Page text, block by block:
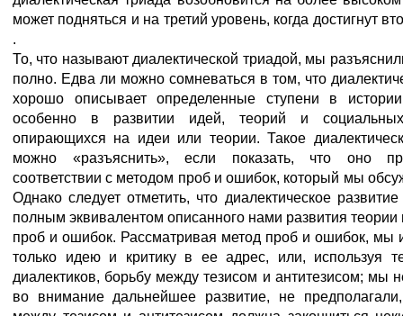
может подняться и на третий уровень, когда достигнут
.
То, что называют диалектической триадой, мы
полно. Едва ли можно сомневаться в том, что
хорошо описывает определенные ступени в
особенно в развитии идей, теорий и
опирающихся на идеи или теории. Такое
можно «разъяснить», если показать, что оно
соответствии с методом проб и ошибок, который мы
Однако следует отметить, что диалектическое
полным эквивалентом описанного нами развития теории
проб и ошибок. Рассматривая метод проб и ошибок, мы
только идею и критику в ее адрес, или, используя
диалектиков, борьбу между тезисом и антитезисом; мы
во внимание дальнейшее развитие, не